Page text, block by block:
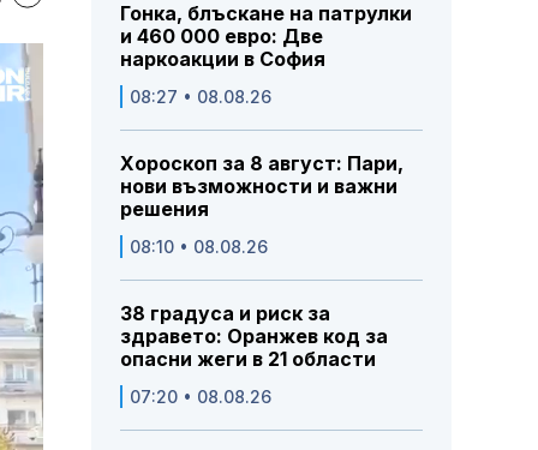
Гонка, блъскане на патрулки
и 460 000 евро: Две
наркоакции в София
08:27 • 08.08.26
Хороскоп за 8 август: Пари,
нови възможности и важни
решения
08:10 • 08.08.26
38 градуса и риск за
здравето: Оранжев код за
опасни жеги в 21 области
07:20 • 08.08.26